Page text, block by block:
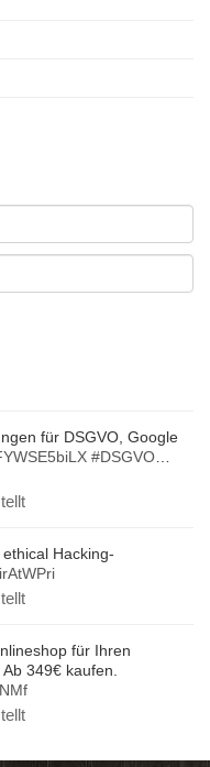
für DSGVO, Google
#DSGVO
Hacking-
für Ihren
349€ kaufen.